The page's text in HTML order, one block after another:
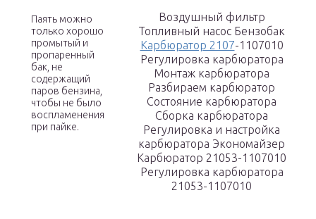
Паять можно
только хорошо
промытый и
пропаренный
бак, не
содержащий
паров бензина,
чтобы не было
воспламенения
при пайке.
Воздушный фильтр
Топливный насос Бензобак
Карбюратор 2107-1107010
Регулировка карбюратора
Монтаж карбюратора
Разбираем карбюратор
Состояние карбюратора
Сборка карбюратора
Регулировка и настройка
карбюратора Экономайзер
Карбюратор 21053-1107010
Регулировка карбюратора
21053-1107010